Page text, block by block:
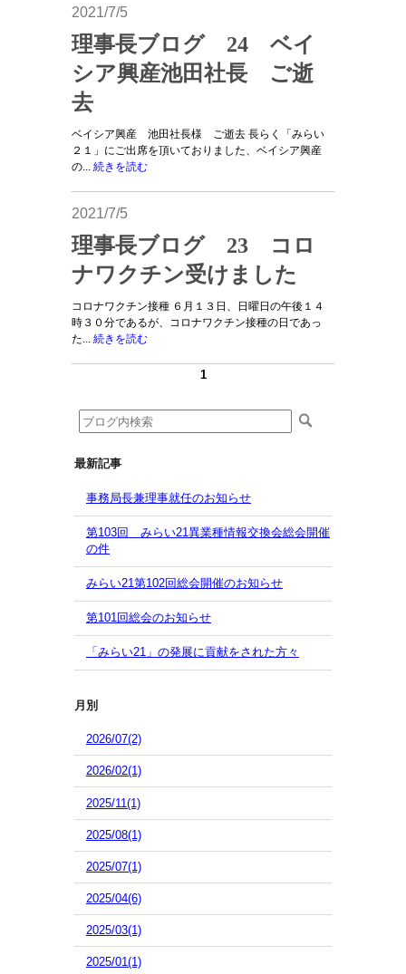
2021/7/5
理事長ブログ 24 ベイ
シア興産池田社長 ご逝
去
ベイシア興産 池田社長様 ご逝去 長らく「みらい
２１」にご出席を頂いておりました、ベイシア興産
の... 続きを読む
2021/7/5
理事長ブログ 23 コロ
ナワクチン受けました
コロナワクチン接種 ６月１３日、日曜日の午後１４
時３０分であるが、コロナワクチン接種の日であっ
た... 続きを読む
1
最新記事
事務局長兼理事就任のお知らせ
第103回 みらい21異業種情報交換会総会開催
の件
みらい21第102回総会開催のお知らせ
第101回総会のお知らせ
「みらい21」の発展に貢献をされた方々
月別
2026/07(2)
2026/02(1)
2025/11(1)
2025/08(1)
2025/07(1)
2025/04(6)
2025/03(1)
2025/01(1)